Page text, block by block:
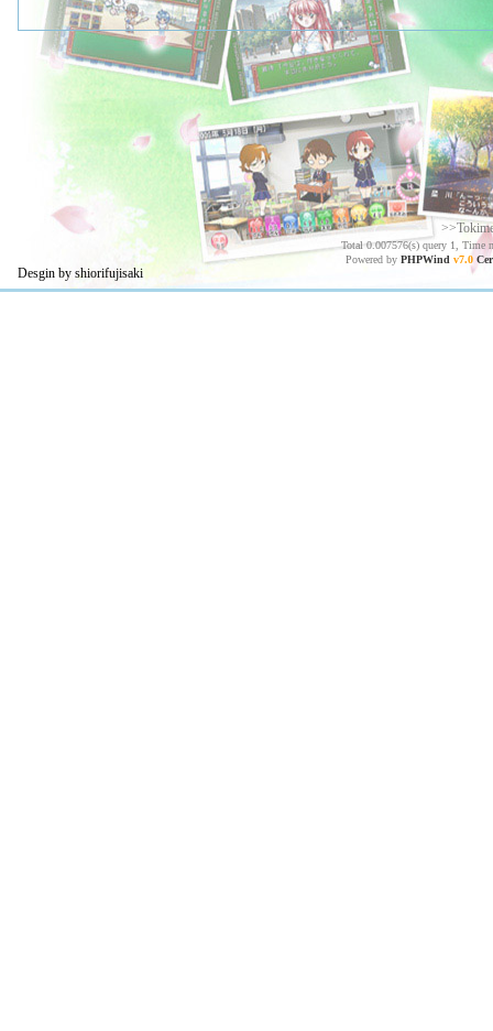
Total 0.007576(s) query 1, Time
Powered by PHPWind v7.0
Desgin by shiorifujisaki